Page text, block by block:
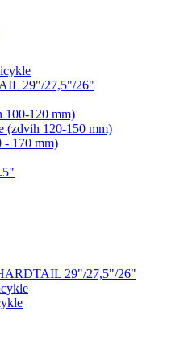
29"/27,5"/26"
100-120 mm)
(zdvih 120-150 mm)
- 170 mm)
29"/27,5"/26"